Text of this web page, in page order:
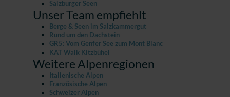
Salzburger Seen
Unser Team empfiehlt
Berge & Seen im Salzkammergut
Rund um den Dachstein
GR5: Vom Genfer See zum Mont Blanc
KAT Walk Kitzbühel
Weitere Alpenregionen
Italienische Alpen
Französische Alpen
Schweizer Alpen